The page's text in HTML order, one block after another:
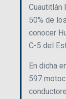
Cuautitlán
50% de
conocer
C-5 del
En dicha
597